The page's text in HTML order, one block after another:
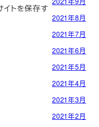
イトを保存す
2021年8月
2021年7月
2021年6月
2021年5月
2021年4月
2021年3月
2021年2月